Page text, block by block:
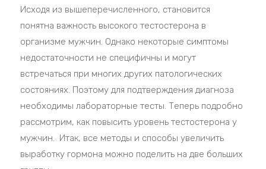
Исходя из вышеперечисленного, становится
понятна важность высокого тестостерона в
организме мужчин. Однако некоторые симптомы
недостаточности не специфичны и могут
встречаться при многих других патологических
состояниях. Поэтому для подтверждения диагноза
необходимы лабораторные тесты. Теперь подробно
рассмотрим, как повысить уровень тестостерона у
мужчин. Итак, все методы и способы увеличить
выработку гормона можно поделить на две больших